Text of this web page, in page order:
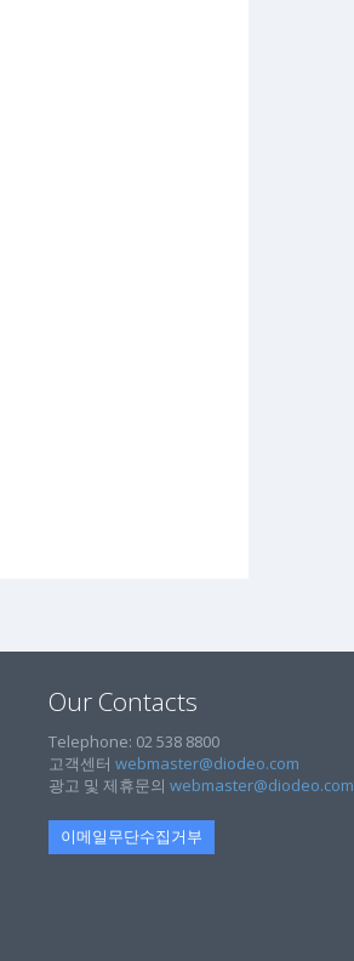
Our Contacts
Telephone: 02 538 8800
고객센터 webmaster@diodeo.com
광고 및 제휴문의 webmaster@diodeo.com
이메일무단수집거부